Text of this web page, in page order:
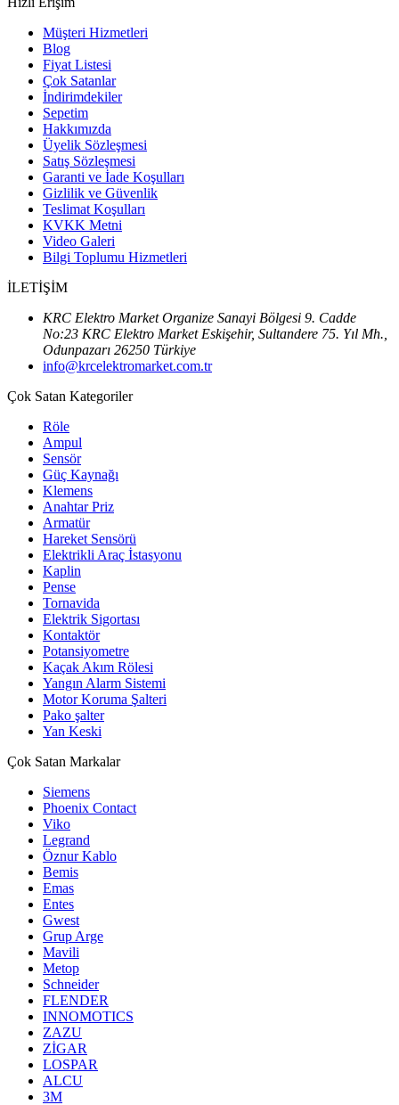
Müşteri Hizmetleri
Blog
Fiyat Listesi
Çok Satanlar
İndirimdekiler
Sepetim
Hakkımızda
Üyelik Sözleşmesi
Satış Sözleşmesi
Garanti ve İade Koşulları
Gizlilik ve Güvenlik
Teslimat Koşulları
KVKK Metni
Video Galeri
Bilgi Toplumu Hizmetleri
İLETİŞİM
KRC Elektro Market Organize Sanayi Bölgesi 9. Cadde
No:23 KRC Elektro Market Eskişehir, Sultandere 75. Yıl Mh.,
Odunpazarı 26250 Türkiye
info@krcelektromarket.com.tr
Çok Satan Kategoriler
Röle
Ampul
Sensör
Güç Kaynağı
Klemens
Anahtar Priz
Armatür
Hareket Sensörü
Elektrikli Araç İstasyonu
Kaplin
Pense
Tornavida
Elektrik Sigortası
Kontaktör
Potansiyometre
Kaçak Akım Rölesi
Yangın Alarm Sistemi
Motor Koruma Şalteri
Pako şalter
Yan Keski
Çok Satan Markalar
Siemens
Phoenix Contact
Viko
Legrand
Öznur Kablo
Bemis
Emas
Entes
Gwest
Grup Arge
Mavili
Metop
Schneider
FLENDER
INNOMOTICS
ZAZU
ZİGAR
LOSPAR
ALCU
3M